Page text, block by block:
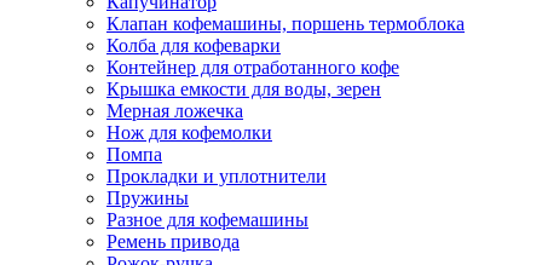
Клапан кофемашины, поршень термоблока
Колба для кофеварки
Контейнер для отработанного кофе
Крышка емкости для воды, зерен
Мерная ложечка
Нож для кофемолки
Помпа
Прокладки и уплотнители
Пружины
Разное для кофемашины
Ремень привода